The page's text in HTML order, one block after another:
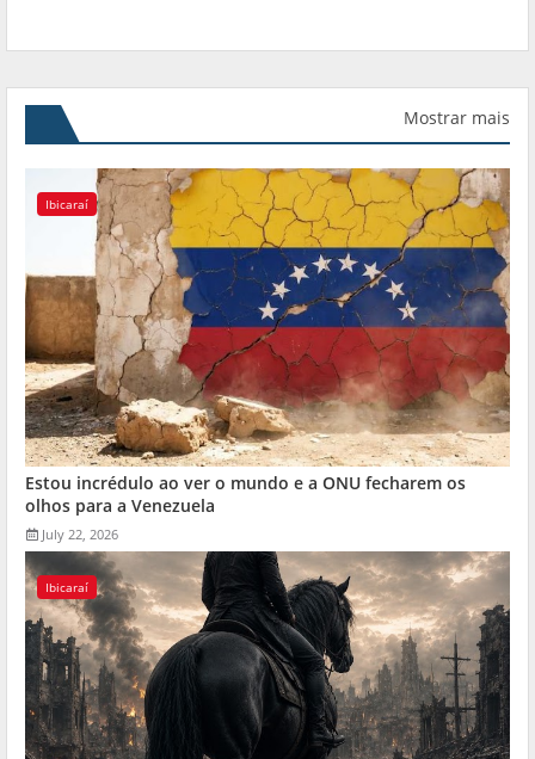
Mostrar mais
Ibicaraí
Estou incrédulo ao ver o mundo e a ONU fecharem os
olhos para a Venezuela
July 22, 2026
Ibicaraí